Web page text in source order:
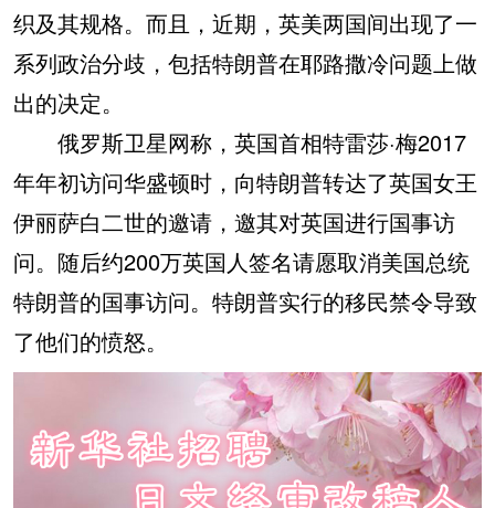
织及其规格。而且，近期，英美两国间出现了一
系列政治分歧，包括特朗普在耶路撒冷问题上做
出的决定。
俄罗斯卫星网称，英国首相特雷莎·梅2017
年年初访问华盛顿时，向特朗普转达了英国女王
伊丽萨白二世的邀请，邀其对英国进行国事访
问。随后约200万英国人签名请愿取消美国总统
特朗普的国事访问。特朗普实行的移民禁令导致
了他们的愤怒。